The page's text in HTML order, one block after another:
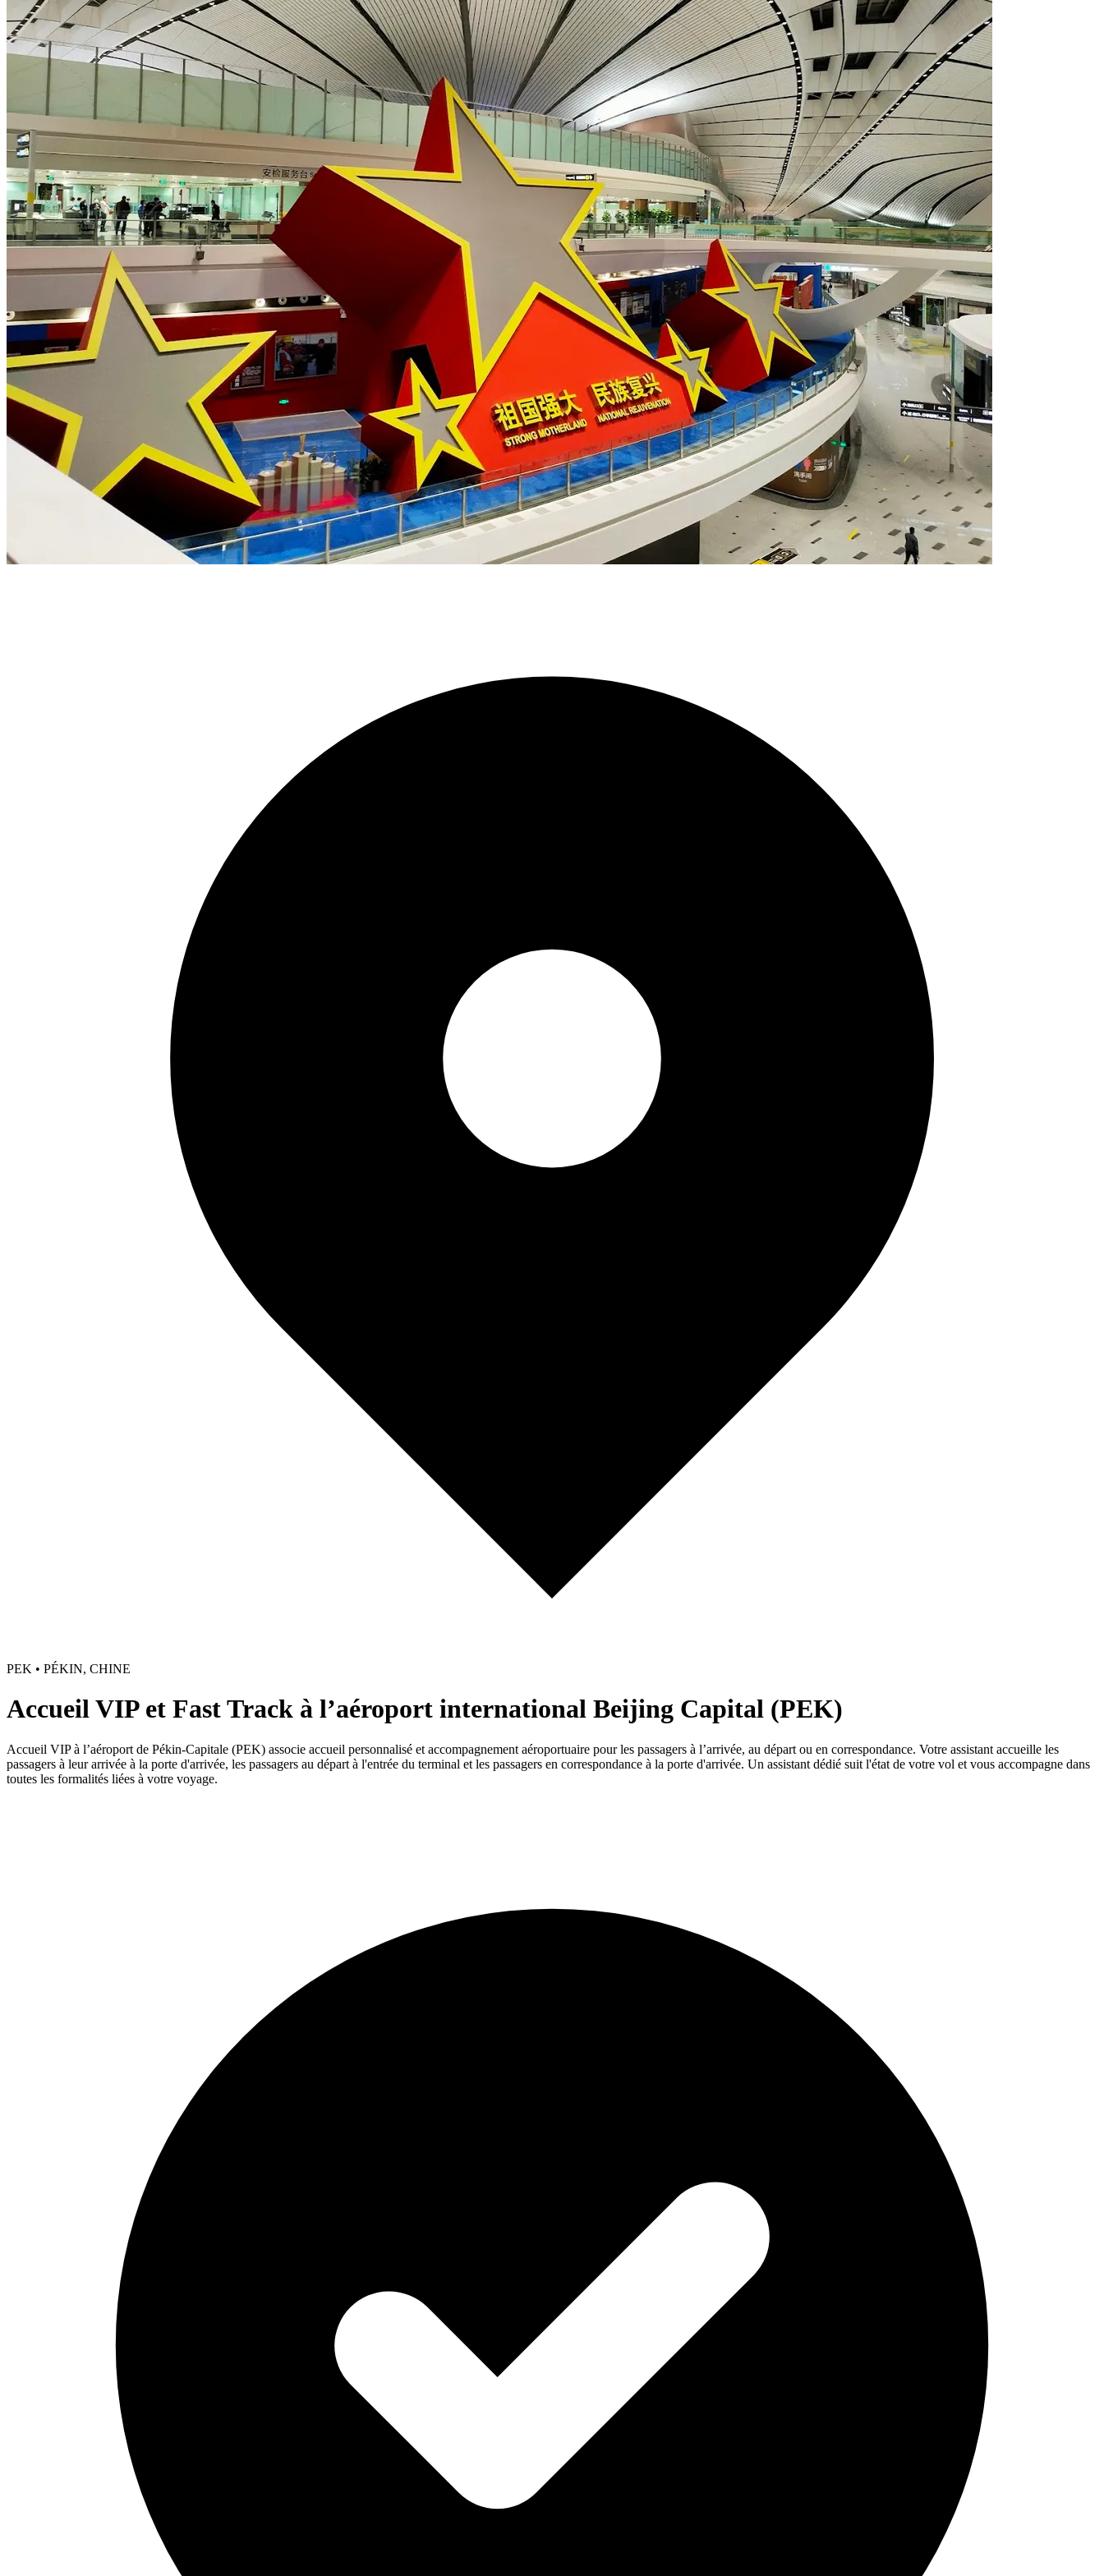
PEK • PÉKIN, CHINE
Accueil VIP et Fast Track à l’aéroport international Beijing Capital (PEK)
Accueil VIP à l’aéroport de Pékin-Capitale (PEK) associe accueil personnalisé et accompagnement aéroportuaire pour les passagers à l’arrivée, au départ ou en correspondance. Votre assistant accueille les
passagers à leur arrivée à la porte d'arrivée, les passagers au départ à l'entrée du terminal et les passagers en correspondance à la porte d'arrivée. Un assistant dédié suit l'état de votre vol et vous accompagne dans
toutes les formalités liées à votre voyage.